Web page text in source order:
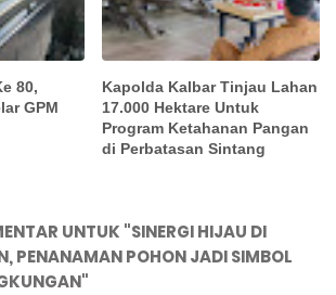
80,
GPM
Kapolda Kalbar Tinjau Lahan
17.000 Hektare Untuk
Program Ketahanan Pangan
di Perbatasan Sintang
UNTUK "SINERGI HIJAU DI
PENANAMAN POHON JADI SIMBOL